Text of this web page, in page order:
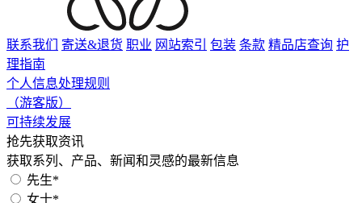
联系我们 寄送&退货 职业 网站索引 包装 条款 精品店查询 护
理指南
个人信息处理规则
（游客版）
可持续发展
抢先获取资讯
获取系列、产品、新闻和灵感的最新信息
先生*
女士*